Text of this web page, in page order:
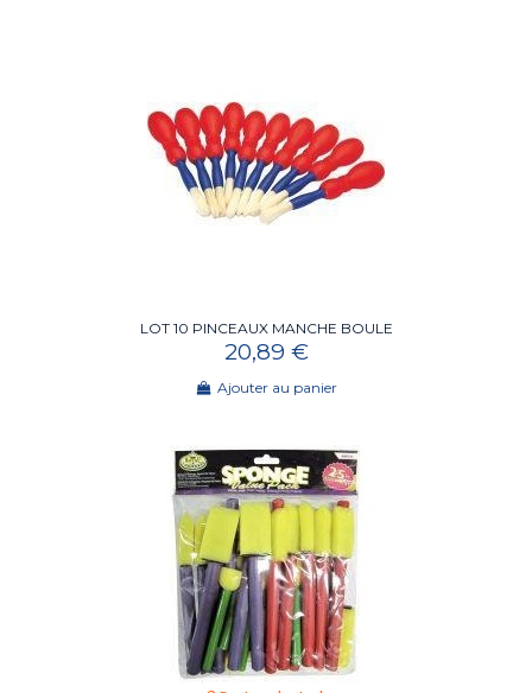
LOT 10 PINCEAUX MANCHE BOULE
20,89 €
Ajouter au panier